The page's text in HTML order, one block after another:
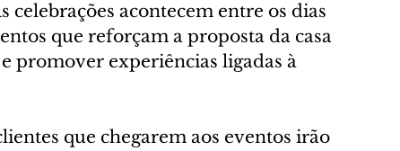
celebrações acontecem entre os dias
que reforçam a proposta da casa
promover experiências ligadas à
que chegarem aos eventos irão